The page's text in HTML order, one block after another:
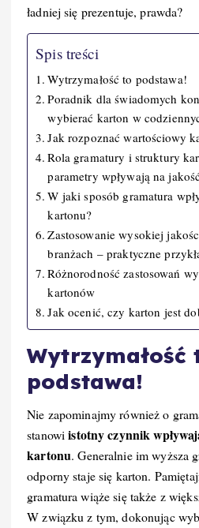
ładniej się prezentuje, prawda?
Spis treści
Wytrzymałość to podstawa!
Poradnik dla świadomych
wybierać karton w
Jak rozpoznać wartościowy
Rola gramatury i struktury
parametry wpływają na
W jaki sposób gramatura
kartonu?
Zastosowanie wysokiej
branżach – praktyczne
Różnorodność zastosowań
kartonów
Jak ocenić, czy karton jest
Wytrzymałość
podstawa!
Nie zapominajmy również o
stanowiistotny czynnik
kartonu. Generalnie im wyższa
odporny staje się karton.
gramatura wiąże się także z
W związku z tym, dokonując